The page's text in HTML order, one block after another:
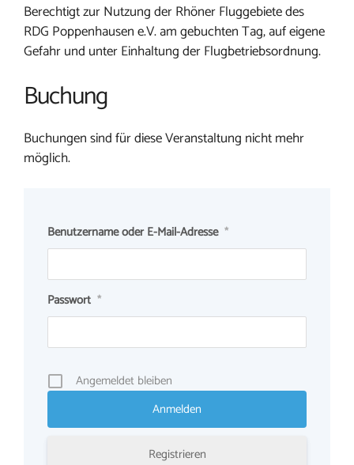
Berechtigt zur Nutzung der Rhöner Fluggebiete des
RDG Poppenhausen e.V. am gebuchten Tag, auf eigene
Gefahr und unter Einhaltung der Flugbetriebsordnung.
Buchung
Buchungen sind für diese Veranstaltung nicht mehr
möglich.
Benutzername oder E-Mail-Adresse *
Passwort *
Angemeldet bleiben
Registrieren